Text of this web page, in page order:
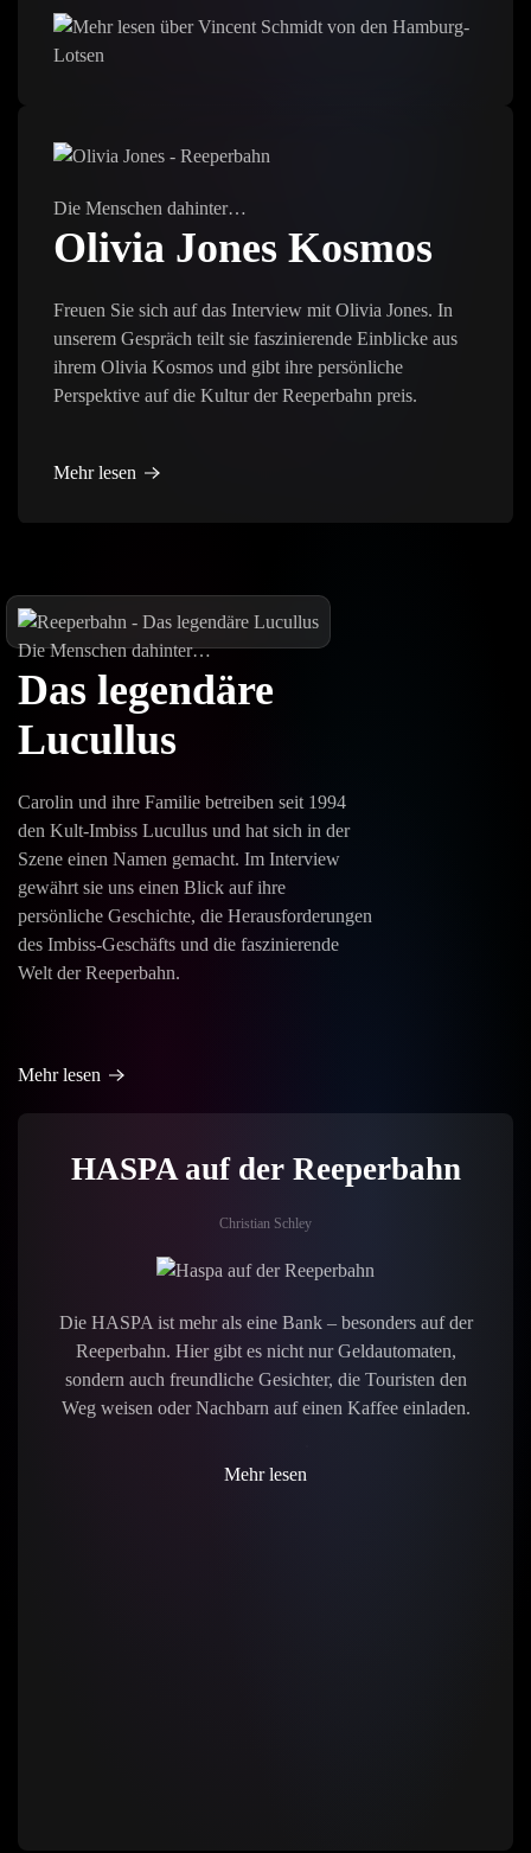
Die Menschen dahinter…
Olivia Jones Kosmos
Freuen Sie sich auf das Interview mit Olivia Jones. In
unserem Gespräch teilt sie faszinierende Einblicke aus
ihrem Olivia Kosmos und gibt ihre persönliche
Perspektive auf die Kultur der Reeperbahn preis.
Mehr lesen
Die Menschen dahinter…
Das legendäre
Lucullus
Carolin und ihre Familie betreiben seit 1994
den Kult-Imbiss Lucullus und hat sich in der
Szene einen Namen gemacht. Im Interview
gewährt sie uns einen Blick auf ihre
persönliche Geschichte, die Herausforderungen
des Imbiss-Geschäfts und die faszinierende
Welt der Reeperbahn.
Mehr lesen
HASPA auf der Reeperbahn
Christian Schley
Die HASPA ist mehr als eine Bank – besonders auf der
Reeperbahn. Hier gibt es nicht nur Geldautomaten,
sondern auch freundliche Gesichter, die Touristen den
Weg weisen oder Nachbarn auf einen Kaffee einladen.
Mehr lesen